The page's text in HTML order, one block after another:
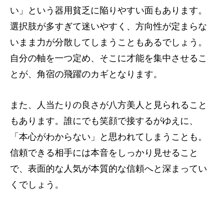
い」という器用貧乏に陥りやすい面もあります。
選択肢が多すぎて迷いやすく、方向性が定まらな
いまま力が分散してしまうこともあるでしょう。
自分の軸を一つ定め、そこに才能を集中させるこ
とが、角宿の飛躍のカギとなります。
また、人当たりの良さが八方美人と見られること
もあります。誰にでも笑顔で接するがゆえに、
「本心がわからない」と思われてしまうことも。
信頼できる相手には本音をしっかり見せること
で、表面的な人気が本質的な信頼へと深まってい
くでしょう。